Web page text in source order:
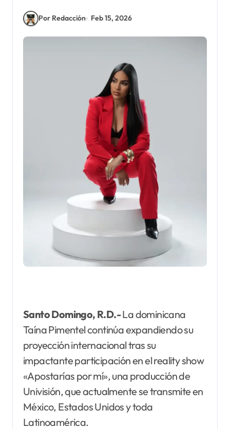
Por Redacción Feb 15, 2026
Santo Domingo, R.D.-La dominicana
Taína Pimentel continúa expandiendo su
proyección internacional tras su
impactante participación en el reality show
«Apostarías por mí», una producción de
Univisión, que actualmente se transmite en
México, Estados Unidos y toda
Latinoamérica.